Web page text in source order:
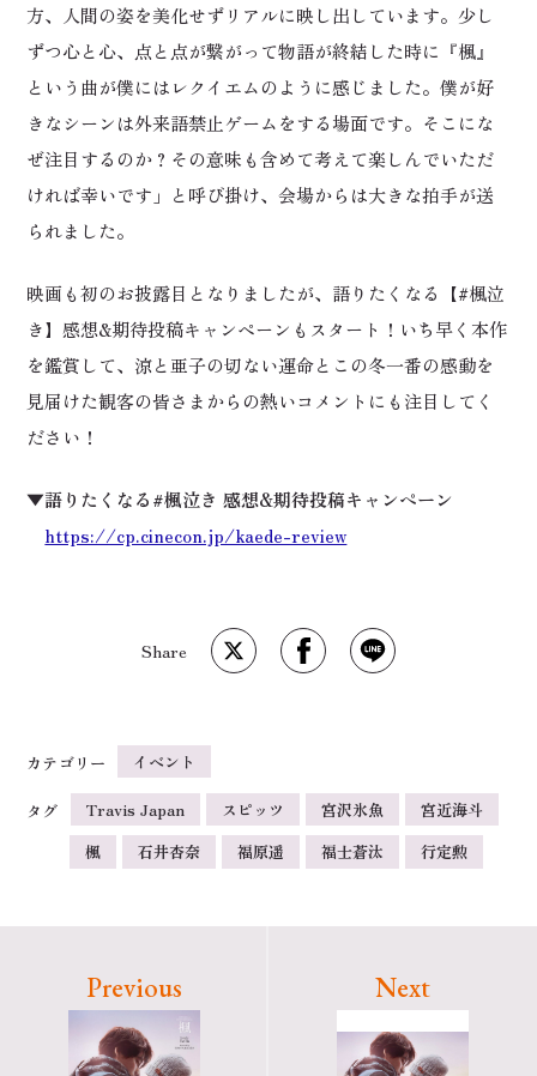
方、人間の姿を美化せずリアルに映し出しています。少し
ずつ心と心、点と点が繋がって物語が終結した時に『楓』
という曲が僕にはレクイエムのように感じました。僕が好
きなシーンは外来語禁止ゲームをする場面です。そこにな
ぜ注目するのか？その意味も含めて考えて楽しんでいただ
ければ幸いです」と呼び掛け、会場からは大きな拍手が送
られました。
映画も初のお披露目となりましたが、語りたくなる【#楓泣
き】感想&期待投稿キャンペーンもスタート！いち早く本作
を鑑賞して、涼と亜子の切ない運命とこの冬一番の感動を
見届けた観客の皆さまからの熱いコメントにも注目してく
ださい！
▼語りたくなる#楓泣き 感想&期待投稿キャンペーン
https://cp.cinecon.jp/kaede-review
カテゴリー イベント
タグ Travis Japan スピッツ 宮沢氷魚
宮近海斗
楓
石井杏奈 福原遥 福士蒼汰 行定勲
Previous Next